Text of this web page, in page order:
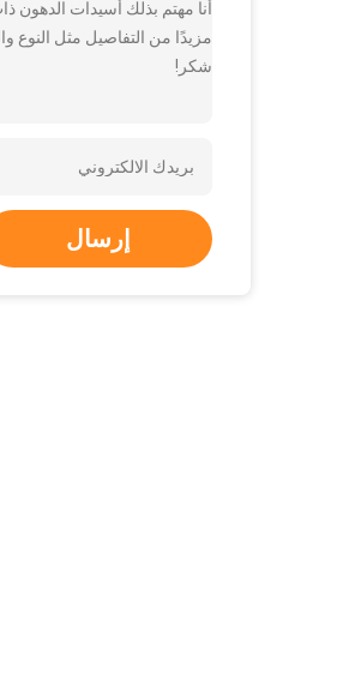
مزيدًا من التفاصيل مثل النوع
شكر!
إرسال